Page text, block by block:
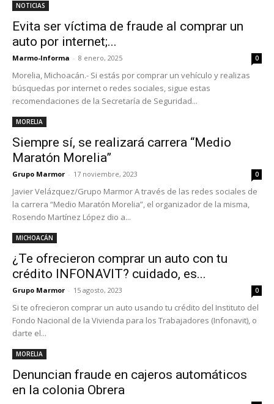
NOTICIAS
Evita ser víctima de fraude al comprar un
auto por internet;...
Marmo-Informa - 8 enero, 2025 0
Morelia, Michoacán.- Si estás por comprar un vehículo y realizas
búsquedas por internet o redes sociales, sigue estas
recomendaciones de la Secretaría de Seguridad...
MORELIA
Siempre sí, se realizará carrera “Medio
Maratón Morelia”
Grupo Marmor - 17 noviembre, 2023 0
Javier Velázquez/Grupo Marmor A través de las redes sociales de
la carrera “Medio Maratón Morelia”, el organizador de la misma,
Rosendo Martínez López dio a...
MICHOACÁN
¿Te ofrecieron comprar un auto con tu
crédito INFONAVIT? cuidado, es...
Grupo Marmor - 15 agosto, 2023 0
Si te ofrecieron comprar un auto usando tu crédito del Instituto del
Fondo Nacional de la Vivienda para los Trabajadores (Infonavit), o
darte el...
MORELIA
Denuncian fraude en cajeros automáticos
en la colonia Obrera